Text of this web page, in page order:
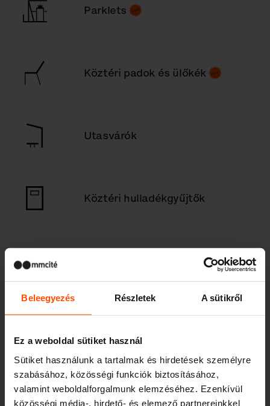
Beleegyezés Részletek A sütikről
Ez a weboldal sütiket használ
Sütiket használunk a tartalmak és hirdetések személyre
szabásához, közösségi funkciók biztosításához,
valamint weboldalforgalmunk elemzéséhez. Ezenkívül
közösségi média-, hirdető- és elemező partnereinkkel
Parklets
Köztéri padok és ülőkék
Utasvárók
Köztéri hulladékgyűjtők
Kültéri lefedések, paraván